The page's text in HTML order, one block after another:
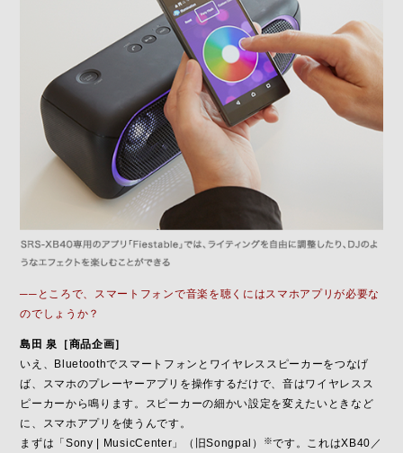
──ところで、スマートフォンで音楽を聴くにはスマホアプリが必要な
のでしょうか？
島田 泉［商品企画］
いえ、Bluetoothでスマートフォンとワイヤレススピーカーをつなげ
ば、スマホのプレーヤーアプリを操作するだけで、音はワイヤレスス
ピーカーから鳴ります。スピーカーの細かい設定を変えたいときなど
に、スマホアプリを使うんです。
まずは「Sony | MusicCenter」（旧Songpal）
※です。これはXB40／